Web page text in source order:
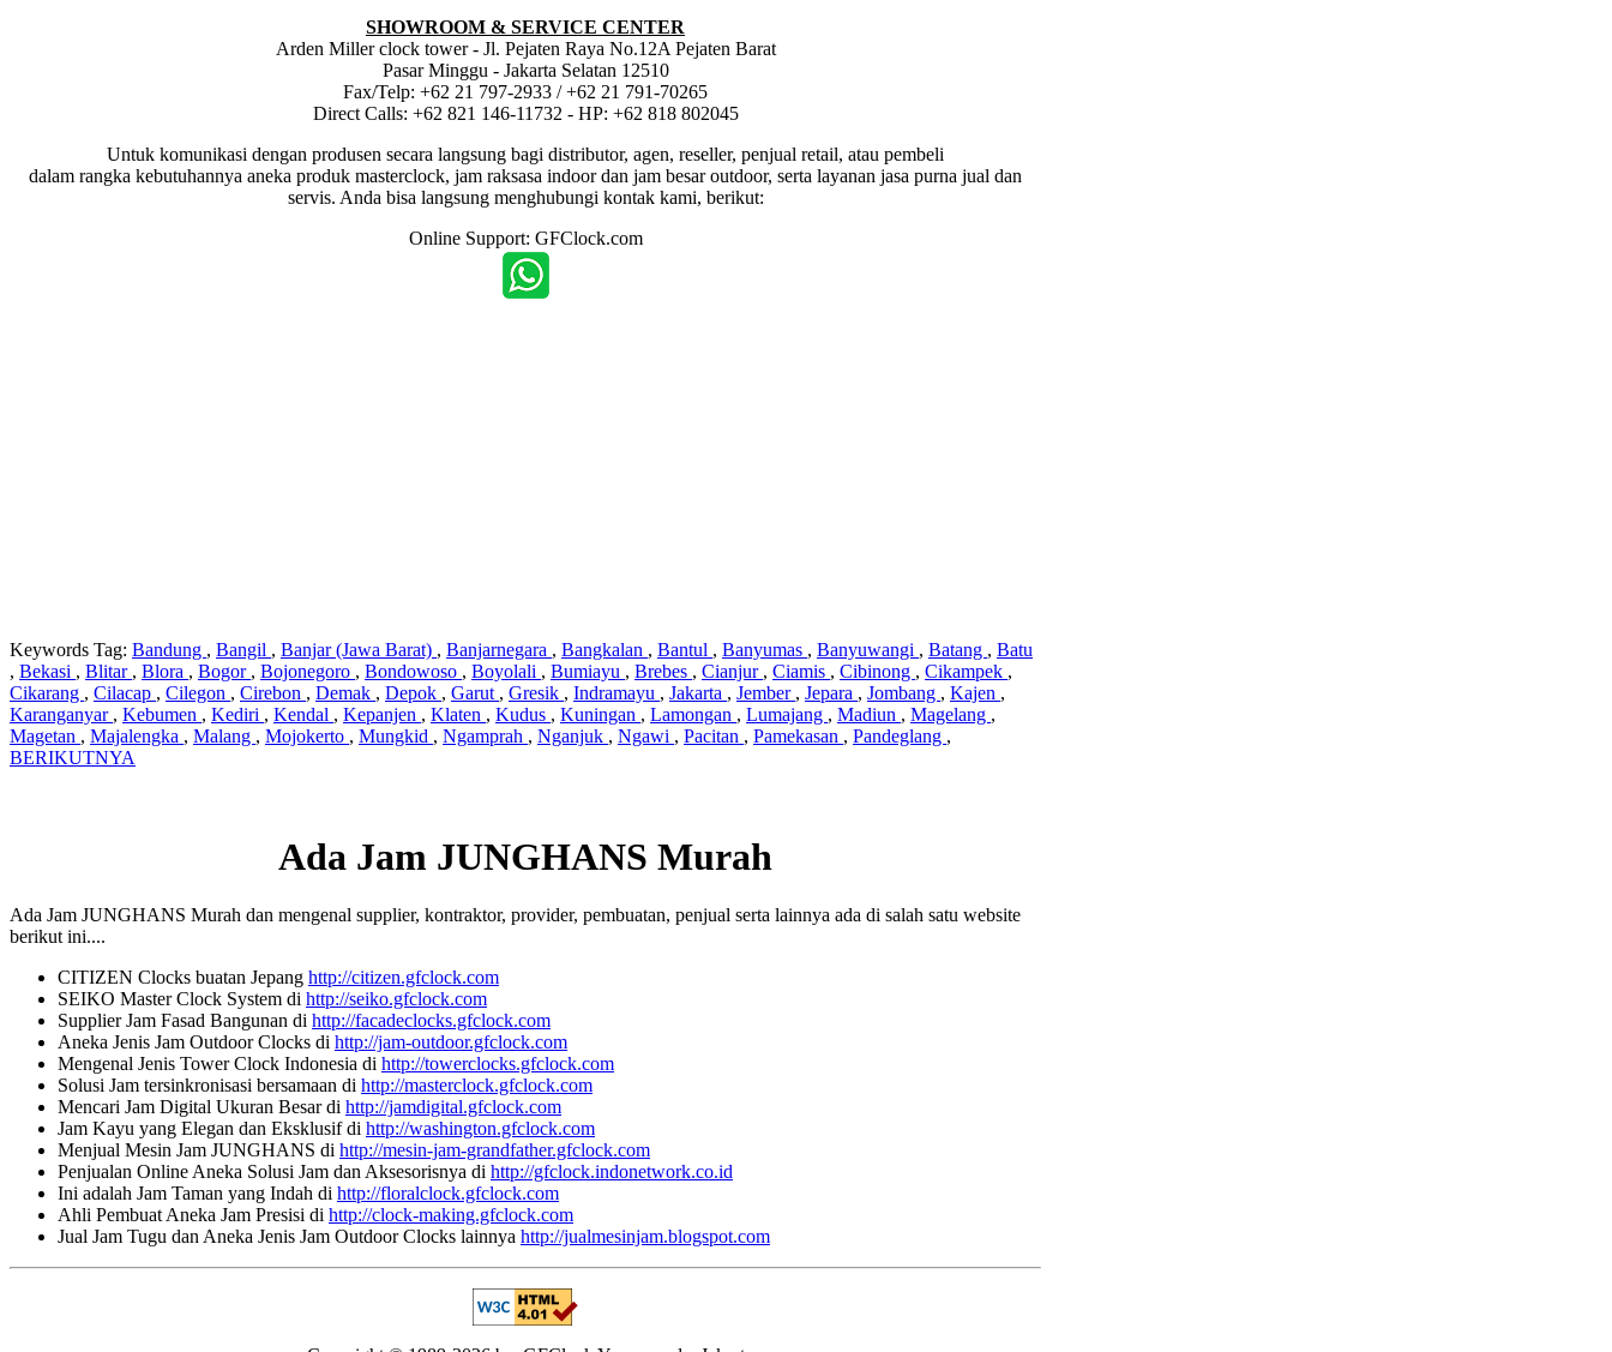
SHOWROOM & SERVICE CENTER
Arden Miller clock tower - Jl. Pejaten Raya No.12A Pejaten Barat
Pasar Minggu - Jakarta Selatan 12510
Fax/Telp: +62 21 797-2933 / +62 21 791-70265
Direct Calls: +62 821 146-11732 - HP: +62 818 802045
Untuk komunikasi dengan produsen secara langsung bagi distributor, agen, reseller, penjual retail, atau pembeli
dalam rangka kebutuhannya aneka produk masterclock, jam raksasa indoor dan jam besar outdoor, serta layanan jasa purna jual dan
servis. Anda bisa langsung menghubungi kontak kami, berikut:
Online Support: GFClock.com
Keywords Tag: Bandung , Bangil , Banjar (Jawa Barat) , Banjarnegara , Bangkalan , Bantul , Banyumas , Banyuwangi , Batang , Batu
, Bekasi , Blitar , Blora , Bogor , Bojonegoro , Bondowoso , Boyolali , Bumiayu , Brebes , Cianjur , Ciamis , Cibinong , Cikampek ,
Cikarang , Cilacap , Cilegon , Cirebon , Demak , Depok , Garut , Gresik , Indramayu , Jakarta , Jember , Jepara , Jombang , Kajen ,
Karanganyar , Kebumen , Kediri , Kendal , Kepanjen , Klaten , Kudus , Kuningan , Lamongan , Lumajang , Madiun , Magelang ,
Magetan , Majalengka , Malang , Mojokerto , Mungkid , Ngamprah , Nganjuk , Ngawi , Pacitan , Pamekasan , Pandeglang ,
BERIKUTNYA
Ada Jam JUNGHANS Murah
Ada Jam JUNGHANS Murah dan mengenal supplier, kontraktor, provider, pembuatan, penjual serta lainnya ada di salah satu website
berikut ini....
CITIZEN Clocks buatan Jepang http://citizen.gfclock.com
SEIKO Master Clock System di http://seiko.gfclock.com
Supplier Jam Fasad Bangunan di http://facadeclocks.gfclock.com
Aneka Jenis Jam Outdoor Clocks di http://jam-outdoor.gfclock.com
Mengenal Jenis Tower Clock Indonesia di http://towerclocks.gfclock.com
Solusi Jam tersinkronisasi bersamaan di http://masterclock.gfclock.com
Mencari Jam Digital Ukuran Besar di http://jamdigital.gfclock.com
Jam Kayu yang Elegan dan Eksklusif di http://washington.gfclock.com
Menjual Mesin Jam JUNGHANS di http://mesin-jam-grandfather.gfclock.com
Penjualan Online Aneka Solusi Jam dan Aksesorisnya di http://gfclock.indonetwork.co.id
Ini adalah Jam Taman yang Indah di http://floralclock.gfclock.com
Ahli Pembuat Aneka Jam Presisi di http://clock-making.gfclock.com
Jual Jam Tugu dan Aneka Jenis Jam Outdoor Clocks lainnya http://jualmesinjam.blogspot.com